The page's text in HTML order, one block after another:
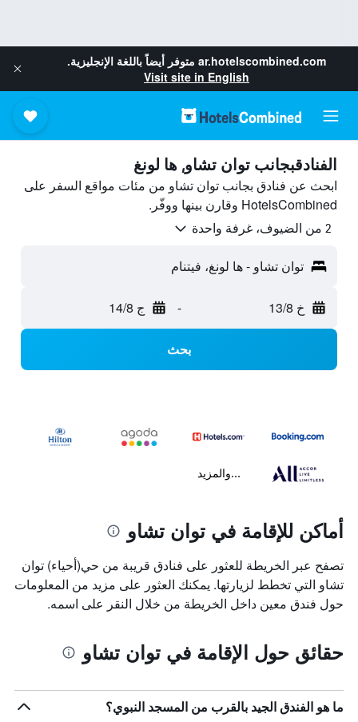
ar.hotelscombined.com متوفر أيضاً باللغة الإنجليزية.
Visit site in English
الفنادقبجانب توان تشاو, ها لونغ
ابحث عن فنادق بجانب توان تشاو من مئات مواقع السفر على
HotelsCombined وقارن بينها ووفّر.
2 من الضيوف، غرفة واحدة
توان تشاو - ها لونغ، فيتنام
خ 13/8 - ج 14/8
بحث
...والمزيد
أماكن للإقامة في توان تشاو
تصفح عبر الخريطة للعثور على فنادق قريبة من حي(أحياء) توان
تشاو التي تخطط لزيارتها. يمكنك العثور على مزيد من المعلومات
حول فندق معين داخل الخريطة من خلال النقر على اسمه.
حقائق حول الإقامة في توان تشاو
ما هو الفندق الجيد بالقرب من المسجد النبوي؟